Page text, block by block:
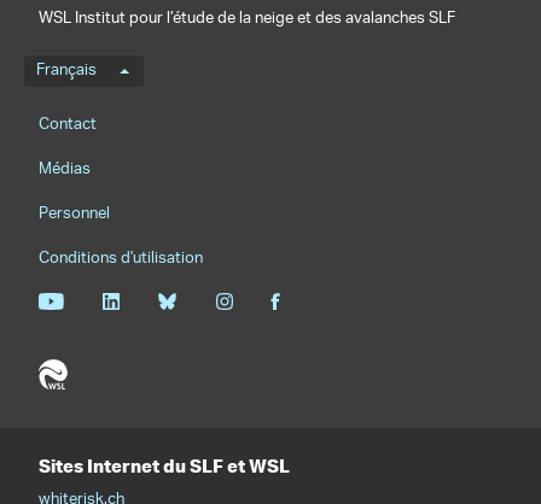
WSL Institut pour l’étude de la neige et des avalanches SLF
Menu de langue
Français
Footernavigation
Contact
Médias
Personnel
Conditions d'utilisation
Sites Internet du SLF et WSL